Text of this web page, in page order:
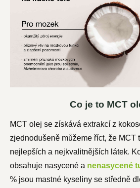
Co je to MCT
MCT olej se získává extrakcí z
zjednodušeně můžeme říct, že MCT
nejlepších a nejkvalitnějších látek.
obsahuje nasycené a nenasycené
% jsou mastné kyseliny se středně